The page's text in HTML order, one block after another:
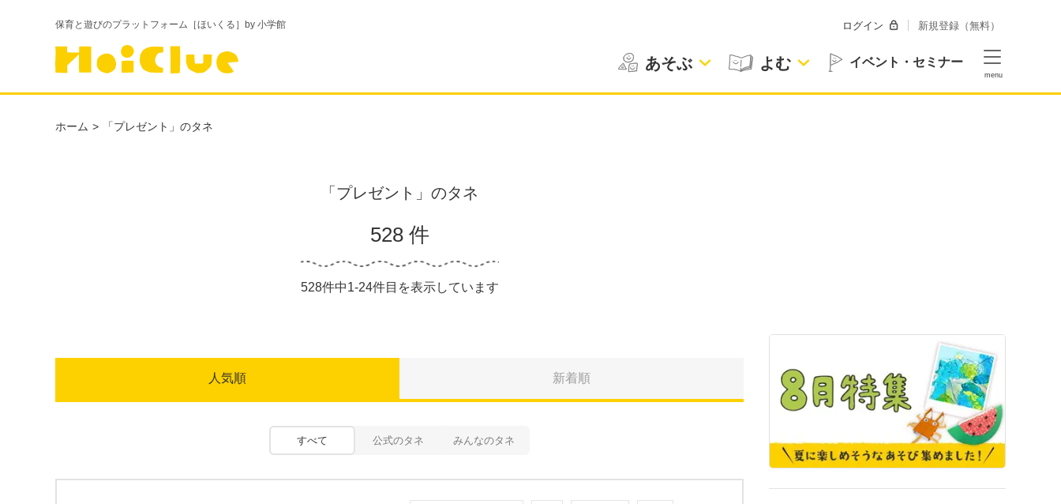
保育と遊びのプラットフォーム［ほいくる］by 小学館
あそぶ よむ イベント・セミナー
ログイン 新規登録（無料）
ホーム 「プレゼント」のタネ
「プレゼント」のタネ
528 件
528件中1-24件目を表示しています
人気順 新着順
すべて 公式のタネ みんなのタネ